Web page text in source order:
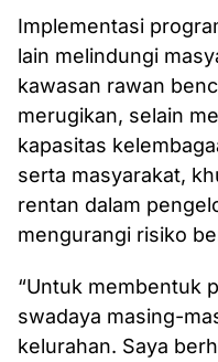
Implementasi
lain melindungi
kawasan rawan
merugikan, selain
kapasitas
serta masyarakat,
rentan dalam
mengurangi risiko
“Untuk membentuk
swadaya masing-
kelurahan. Saya